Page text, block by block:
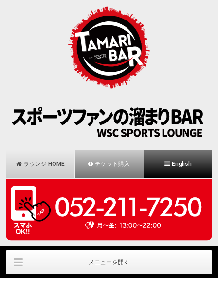
ラウンジ HOME チケット購入 English
メニューを開く